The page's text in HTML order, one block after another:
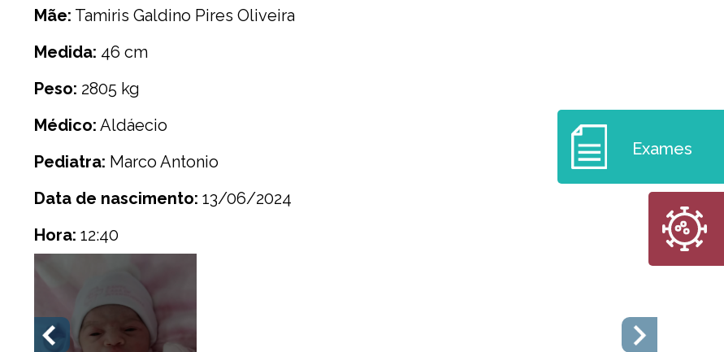
Mãe: Tamiris Galdino Pires Oliveira
Medida: 46 cm
Peso: 2805 kg
Médico: Aldáecio
Pediatra: Marco Antonio
Data de nascimento: 13/06/2024
Hora: 12:40
Exames